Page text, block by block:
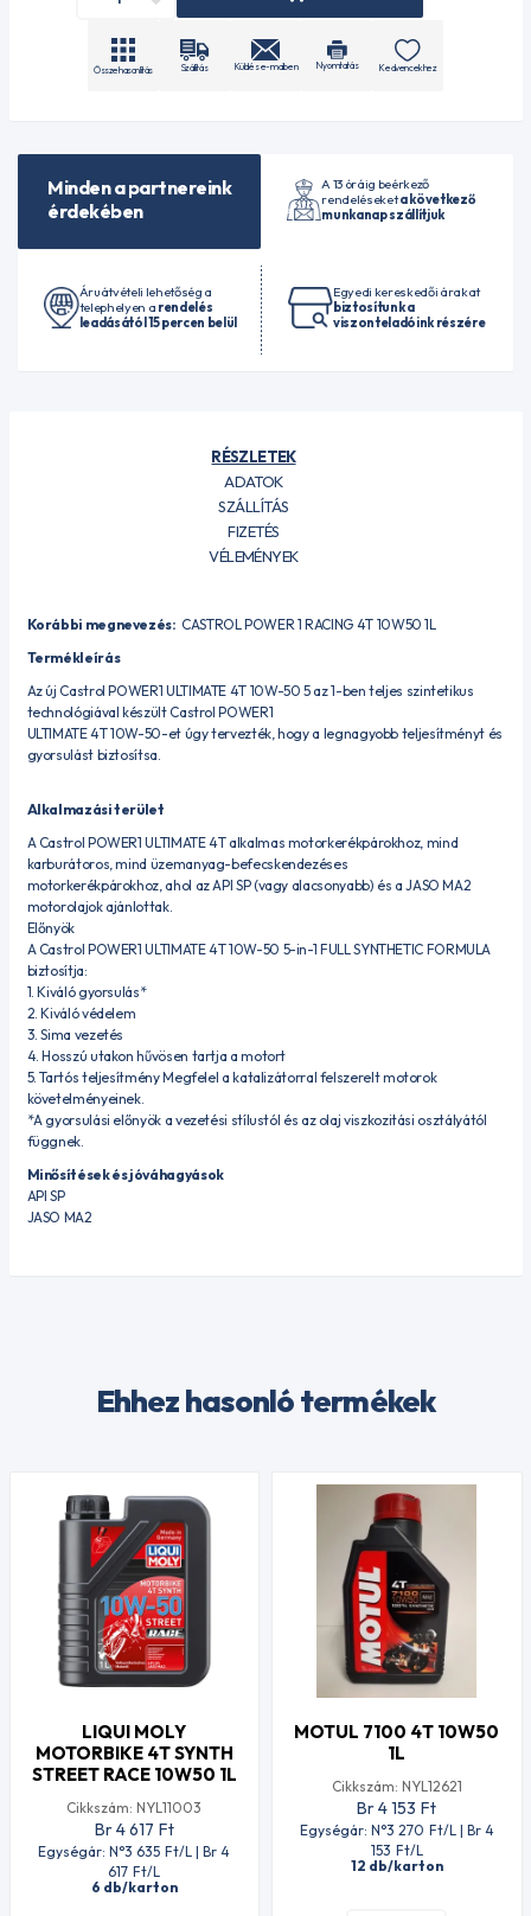
Összehasonlítás Szállítás Küldés e-mailben Nyomtatás Kedvencekhez
Minden a partnereink
érdekében
A 13 óráig beérkező
rendeléseketa következő
munkanap szállítjuk
Áruátvételi lehetőség a
telephelyen a rendelés
leadásától 15 percen belül
Egyedi kereskedői árakat
biztosítunk a
viszonteladóink részére
RÉSZLETEK
ADATOK
SZÁLLÍTÁS
FIZETÉS
VÉLEMÉNYEK
Korábbi megnevezés: CASTROL POWER 1 RACING 4T 10W50 1L
Termékleírás
Az új Castrol POWER1 ULTIMATE 4T 10W-50 5 az 1-ben teljes szintetikus
technológiával készült Castrol POWER1
ULTIMATE 4T 10W-50-et úgy tervezték, hogy a legnagyobb teljesítményt és
gyorsulást biztosítsa.
Alkalmazási terület
A Castrol POWER1 ULTIMATE 4T alkalmas motorkerékpárokhoz, mind
karburátoros, mind üzemanyag-befecskendezéses
motorkerékpárokhoz, ahol az API SP (vagy alacsonyabb) és a JASO MA2
motorolajok ajánlottak.
Előnyök
A Castrol POWER1 ULTIMATE 4T 10W-50 5-in-1 FULL SYNTHETIC FORMULA
biztosítja:
1. Kiváló gyorsulás*
2. Kiváló védelem
3. Sima vezetés
4. Hosszú utakon hűvösen tartja a motort
5. Tartós teljesítmény Megfelel a katalizátorral felszerelt motorok
követelményeinek.
*A gyorsulási előnyök a vezetési stílustól és az olaj viszkozitási osztályától
függnek.
Minősítések és jóváhagyások
API SP
JASO MA2
Ehhez hasonló termékek
LIQUI MOLY
MOTORBIKE 4T SYNTH
STREET RACE 10W50 1L
Cikkszám: NYL11003
Br 4 617 Ft
Egységár: N°3 635 Ft/L | Br 4
617 Ft/L
6 db/karton
MOTUL 7100 4T 10W50
1L
Cikkszám: NYL12621
Br 4 153 Ft
Egységár: N°3 270 Ft/L | Br 4
153 Ft/L
12 db/karton